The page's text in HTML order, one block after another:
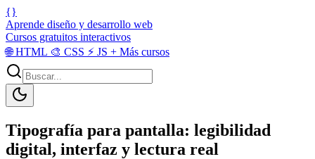
{}
Aprende diseño y desarrollo web
Cursos gratuitos interactivos
🌐HTML 🎨 CSS ⚡ JS + Más cursos
Tipografía para pantalla: legibilidad
digital, interfaz y lectura real